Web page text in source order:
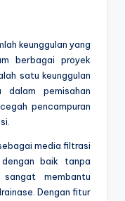
keunggulan yang
berbagai proyek
satu keunggulan
dalam pemisahan
pencampuran
media filtrasi
baik tanpa
membantu
Dengan fitur